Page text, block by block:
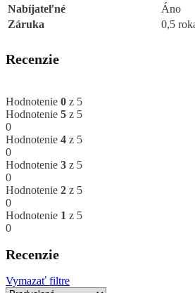
Nabíjateľné
Áno
Záruka
0,5
Recenzie
Hodnotenie 0 z 5
Hodnotenie 5 z 5
0
Hodnotenie 4 z 5
0
Hodnotenie 3 z 5
0
Hodnotenie 2 z 5
0
Hodnotenie 1 z 5
0
Recenzie
Vymazať filtre